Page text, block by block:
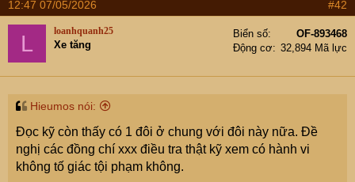
t
n
s
12:47 07/05/2026 #42
L loanhquanh25
Xe tăng
Biển số
OF-893468
Động cơ
32,894 Mã lực
Hieumos nói:
Đọc kỹ còn thấy có 1 đôi ở chung với đôi này nữa. Đề
nghị các đồng chí xxx điều tra thật kỹ xem có hành vi
không tố giác tội phạm không.